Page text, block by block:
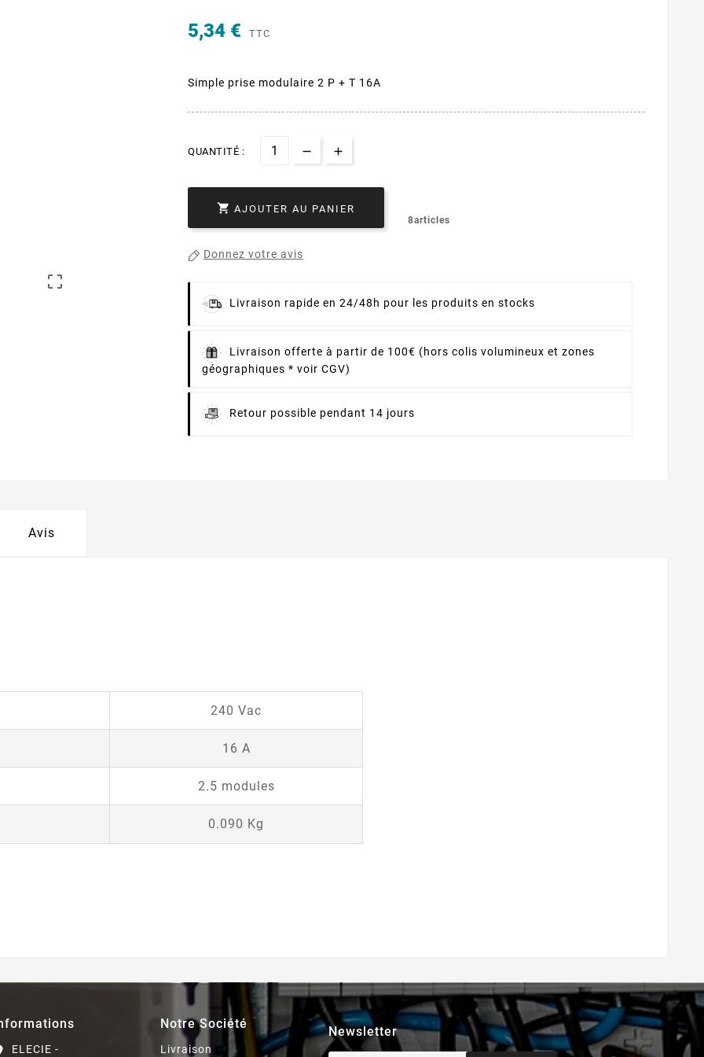

5,34 € TTC
Simple prise modulaire 2 P + T 16A
QUANTITÉ :
 AJOUTER AU PANIER
8articles
Donnez votre avis
Livraison rapide en 24/48h pour les produits en stocks
Livraison offerte à partir de 100€ (hors colis volumineux et zones
géographiques * voir CGV)
Retour possible pendant 14 jours
Avis
240 Vac
16 A
2.5 modules
0.090 Kg
ELECIE -
Notre Société
Livraison
Newsletter